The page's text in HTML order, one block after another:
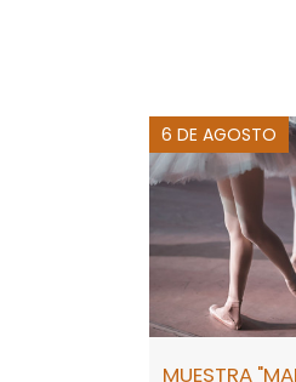
6 DE AGOSTO
MUESTRA